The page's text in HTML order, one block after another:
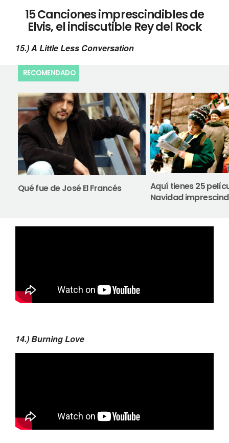
15 Canciones imprescindibles de
Elvis, el indiscutible Rey del Rock
15.) A Little Less Conversation
RECOMENDADO
Qué fue de José El Francés
Aquí tienes 25
Navidad
14.) Burning Love